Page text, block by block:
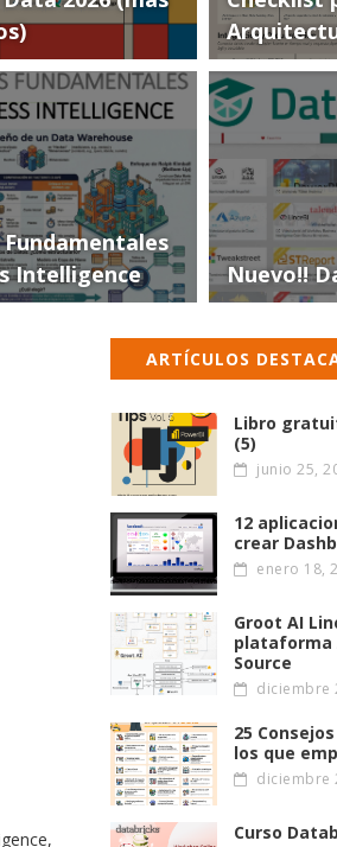
Intelligence
Nuevo!!
ARTÍCULOS
Libro
(5)
junio 25,
12
crear
enero 18,
Groot AI
plataforma
Source
diciembre
25
los que
diciembre
Curso